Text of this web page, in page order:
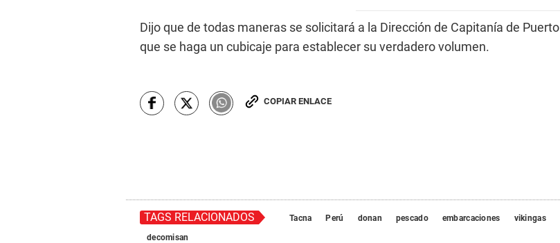
Dijo que de todas maneras se solicitará a la Dirección de Capitanía de Puerto
que se haga un cubicaje para establecer su verdadero volumen.
COPIAR ENLACE
TAGS RELACIONADOS Tacna Perú donan pescado embarcaciones
vikingas
decomisan